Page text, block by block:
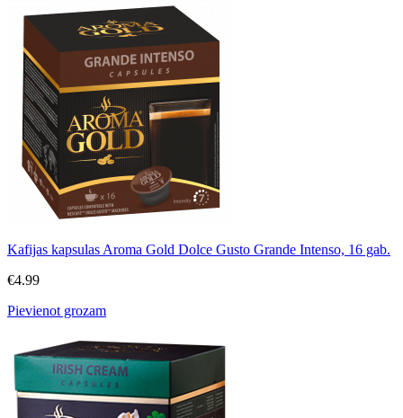
Kafijas kapsulas Aroma Gold Dolce Gusto Grande Intenso, 16 gab.
€4.99
Pievienot grozam